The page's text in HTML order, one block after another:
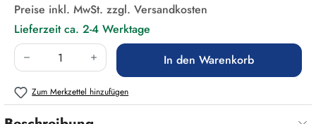
Preise inkl. MwSt. zzgl. Versandkosten
Lieferzeit ca. 2-4 Werktage
Produkt Anzahl: Gib den gewünschten Wert
In den Warenkorb
Zum Merkzettel hinzufügen